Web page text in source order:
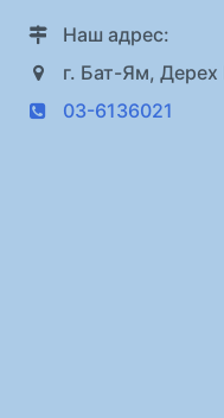
Наш адрес:
г. Бат-Ям,
03-6136021